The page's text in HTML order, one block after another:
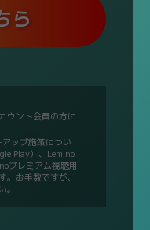
ら
ウント会員の方に
ップ施策につい
Play）、Lemino
プレミアム視聴用
。お手数ですが、
。